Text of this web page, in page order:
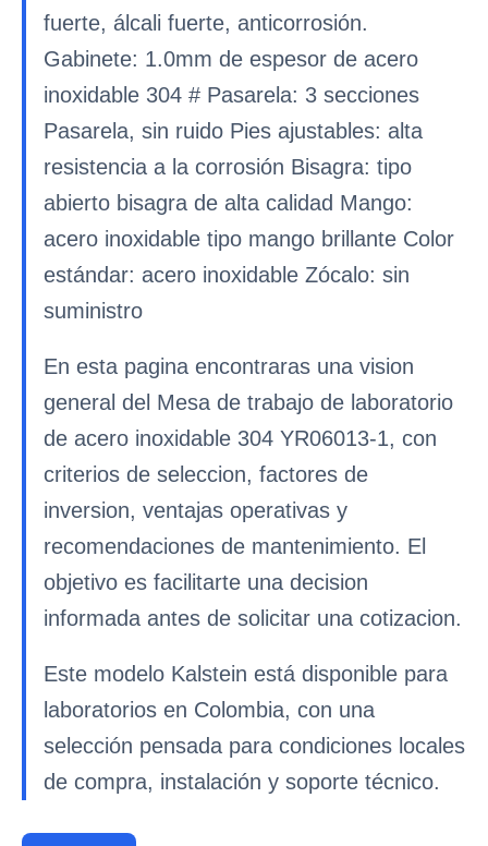
fuerte, álcali fuerte, anticorrosión.
Gabinete: 1.0mm de espesor de acero
inoxidable 304 # Pasarela: 3 secciones
Pasarela, sin ruido Pies ajustables: alta
resistencia a la corrosión Bisagra: tipo
abierto bisagra de alta calidad Mango:
acero inoxidable tipo mango brillante Color
estándar: acero inoxidable Zócalo: sin
suministro
En esta pagina encontraras una vision
general del Mesa de trabajo de laboratorio
de acero inoxidable 304 YR06013-1, con
criterios de seleccion, factores de
inversion, ventajas operativas y
recomendaciones de mantenimiento. El
objetivo es facilitarte una decision
informada antes de solicitar una cotizacion.
Este modelo Kalstein está disponible para
laboratorios en Colombia, con una
selección pensada para condiciones locales
de compra, instalación y soporte técnico.